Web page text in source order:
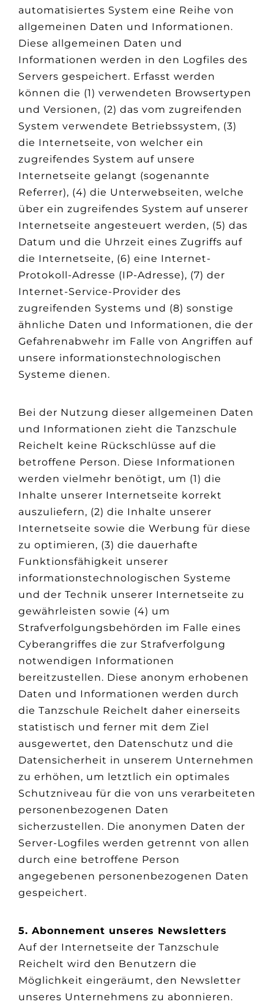
automatisiertes System eine Reihe von
allgemeinen Daten und Informationen.
Diese allgemeinen Daten und
Informationen werden in den Logfiles des
Servers gespeichert. Erfasst werden
können die (1) verwendeten Browsertypen
und Versionen, (2) das vom zugreifenden
System verwendete Betriebssystem, (3)
die Internetseite, von welcher ein
zugreifendes System auf unsere
Internetseite gelangt (sogenannte
Referrer), (4) die Unterwebseiten, welche
über ein zugreifendes System auf unserer
Internetseite angesteuert werden, (5) das
Datum und die Uhrzeit eines Zugriffs auf
die Internetseite, (6) eine Internet-
Protokoll-Adresse (IP-Adresse), (7) der
Internet-Service-Provider des
zugreifenden Systems und (8) sonstige
ähnliche Daten und Informationen, die der
Gefahrenabwehr im Falle von Angriffen auf
unsere informationstechnologischen
Systeme dienen.
Bei der Nutzung dieser allgemeinen Daten
und Informationen zieht die Tanzschule
Reichelt keine Rückschlüsse auf die
betroffene Person. Diese Informationen
werden vielmehr benötigt, um (1) die
Inhalte unserer Internetseite korrekt
auszuliefern, (2) die Inhalte unserer
Internetseite sowie die Werbung für diese
zu optimieren, (3) die dauerhafte
Funktionsfähigkeit unserer
informationstechnologischen Systeme
und der Technik unserer Internetseite zu
gewährleisten sowie (4) um
Strafverfolgungsbehörden im Falle eines
Cyberangriffes die zur Strafverfolgung
notwendigen Informationen
bereitzustellen. Diese anonym erhobenen
Daten und Informationen werden durch
die Tanzschule Reichelt daher einerseits
statistisch und ferner mit dem Ziel
ausgewertet, den Datenschutz und die
Datensicherheit in unserem Unternehmen
zu erhöhen, um letztlich ein optimales
Schutzniveau für die von uns verarbeiteten
personenbezogenen Daten
sicherzustellen. Die anonymen Daten der
Server-Logfiles werden getrennt von allen
durch eine betroffene Person
angegebenen personenbezogenen Daten
gespeichert.
5. Abonnement unseres Newsletters
Auf der Internetseite der Tanzschule
Reichelt wird den Benutzern die
Möglichkeit eingeräumt, den Newsletter
unseres Unternehmens zu abonnieren.